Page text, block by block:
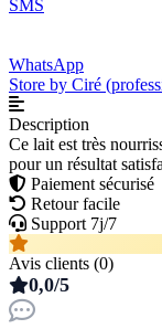
SMS
WhatsApp
Store by Ciré
Description
Ce lait est très
pour un résultat
Paiement sécurisé
Retour facile
Support 7j/7
Avis clients (0)
0,0/5